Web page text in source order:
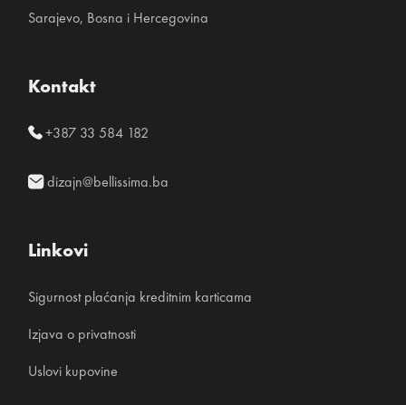
Sarajevo, Bosna i Hercegovina
Kontakt
+387 33 584 182
dizajn@bellissima.ba
Linkovi
Sigurnost plaćanja kreditnim karticama
Izjava o privatnosti
Uslovi kupovine